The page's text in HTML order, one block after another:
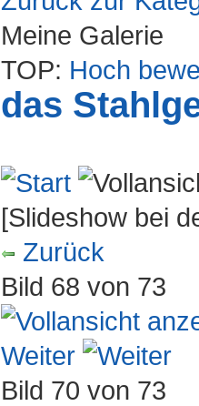
Meine Galerie
TOP: Hoch
das
[Slideshow bei
Zurück
Bild 68 von 73
Weiter
Bild 70 von 73